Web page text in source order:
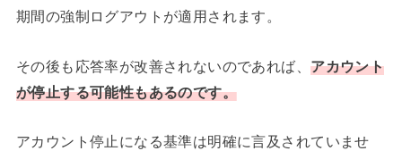
期間の強制ログアウトが適用されます。
その後も応答率が改善されないのであれば、アカウント
が停止する可能性もあるのです。
アカウント停止になる基準は明確に言及されていませ